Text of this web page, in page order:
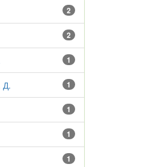
2
2
1
1
Д.
1
1
1